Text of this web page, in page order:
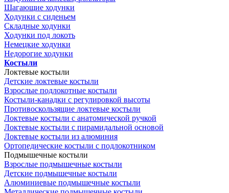
Шагающие ходунки
Ходунки с сиденьем
Складные ходунки
Ходунки под локоть
Немецкие ходунки
Недорогие ходунки
Костыли
Локтевые костыли
Детские локтевые костыли
Взрослые подлокотные костыли
Костыли-канадки с регулировкой высоты
Противоскользящие локтевые костыли
Локтевые костыли с анатомической ручкой
Локтевые костыли с пирамидальной основой
Локтевые костыли из алюминия
Ортопедические костыли с подлокотником
Подмышечные костыли
Взрослые подмышечные костыли
Детские подмышечные костыли
Алюминиевые подмышечные костыли